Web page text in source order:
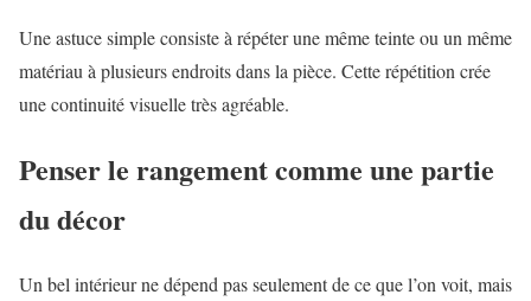
Une astuce simple consiste à répéter une même teinte ou un même
matériau à plusieurs endroits dans la pièce. Cette répétition crée
une continuité visuelle très agréable.
Penser le rangement comme une partie
du décor
Un bel intérieur ne dépend pas seulement de ce que l’on voit, mais